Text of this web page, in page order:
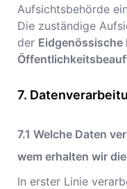
Aufsichtsbehörde
Die zuständige
der
Welche Daten
wem erhalten wir
In erster Linie